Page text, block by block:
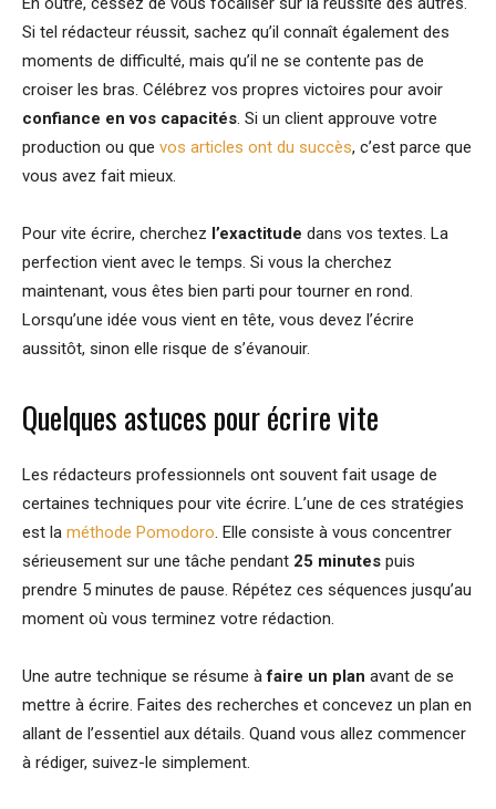
Si tel rédacteur réussit, sachez qu’il connaît également des
moments de difficulté, mais qu’il ne se contente pas de
croiser les bras. Célébrez vos propres victoires pour avoir
confiance en vos capacités. Si un client approuve votre
production ou que vos articles ont du succès, c’est parce que
vous avez fait mieux.
Pour vite écrire, cherchez l’exactitude dans vos textes. La
perfection vient avec le temps. Si vous la cherchez
maintenant, vous êtes bien parti pour tourner en rond.
Lorsqu’une idée vous vient en tête, vous devez l’écrire
aussitôt, sinon elle risque de s’évanouir.
Quelques astuces pour écrire vite
Les rédacteurs professionnels ont souvent fait usage de
certaines techniques pour vite écrire. L’une de ces stratégies
est la méthode Pomodoro. Elle consiste à vous concentrer
sérieusement sur une tâche pendant 25 minutes puis
prendre 5 minutes de pause. Répétez ces séquences jusqu’au
moment où vous terminez votre rédaction.
Une autre technique se résume àfaire un plan avant de se
mettre à écrire. Faites des recherches et concevez un plan en
allant de l’essentiel aux détails. Quand vous allez commencer
à rédiger, suivez-le simplement.